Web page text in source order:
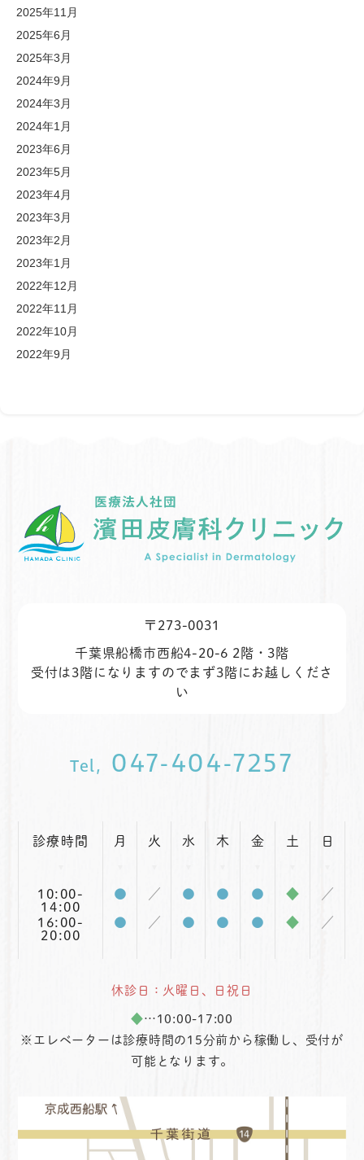
2025年11月
2025年6月
2025年3月
2024年9月
2024年3月
2024年1月
2023年6月
2023年5月
2023年4月
2023年3月
2023年2月
2023年1月
2022年12月
2022年11月
2022年10月
2022年9月
〒273-0031
千葉県船橋市西船4-20-6 2階・3階
受付は3階になりますのでまず3階にお越しくださ
い
Tel, 047-404-7257
診療時間 月 火 水 木 金 土 日
10:00-
14:00
● ／ ● ● ● ◆ ／
16:00-
20:00
● ／ ● ● ● ◆ ／
休診日：火曜日、日祝日
◆…10:00-17:00
※エレベーターは診療時間の15分前から稼働し、受付が
可能となります。